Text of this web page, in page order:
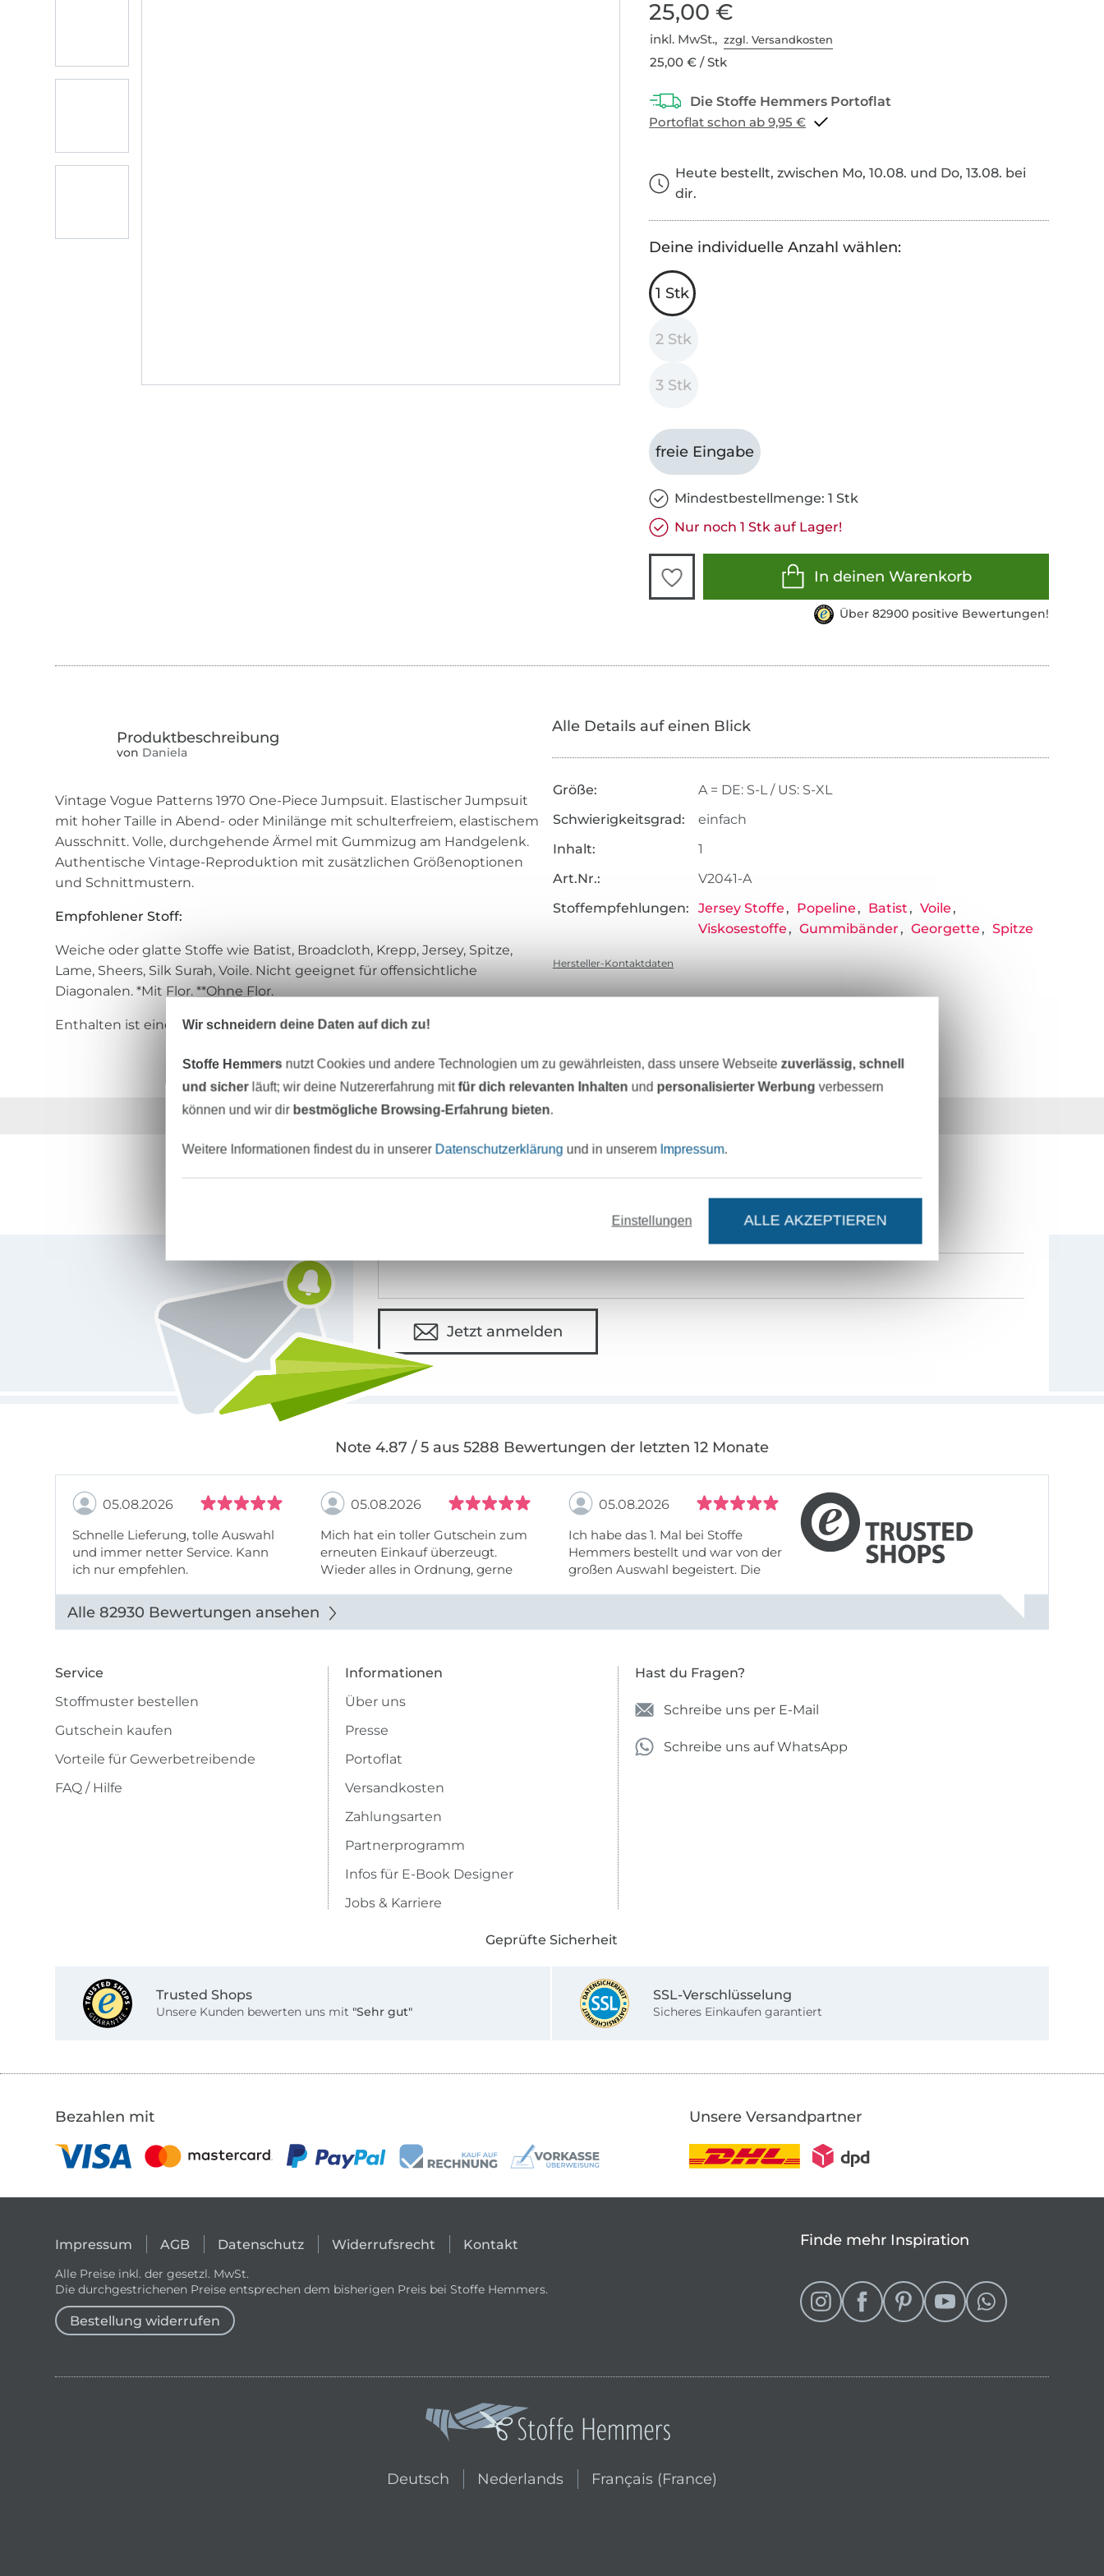
25,00 €
inkl. MwSt.,zzgl. Versandkosten
25,00 € / Stk
Portoflat schon ab 9,95 €
Heute bestellt, zwischen Mo, 10.08. und Do, 13.08. bei
dir.
Deine individuelle Anzahl wählen:
1 Stk
2 Stk
3 Stk
freie Eingabe
Mindestbestellmenge: 1 Stk
Nur noch 1 Stk auf Lager!
In deinen Warenkorb
Über 82900 positive Bewertungen!
von Daniela
Vintage Vogue Patterns 1970 One-Piece Jumpsuit. Elastischer Jumpsuit
mit hoher Taille in Abend- oder Minilänge mit schulterfreiem, elastischem
Ausschnitt. Volle, durchgehende Ärmel mit Gummizug am Handgelenk.
Authentische Vintage-Reproduktion mit zusätzlichen Größenoptionen
und Schnittmustern.
Empfohlener Stoff:
Weiche oder glatte Stoffe wie Batist, Broadcloth, Krepp, Jersey, Spitze,
Lame, Sheers, Silk Surah, Voile. Nicht geeignet für offensichtliche
Diagonalen. *Mit Flor. **Ohne Flor.
Enthalten ist eine deutsche, englische und französische Kurzanleitung
Alle Details auf einen Blick
Größe:
A = DE: S-L / US: S-XL
Schwierigkeitsgrad:
einfach
Inhalt:
1
Art.Nr.:
V2041-A
Stoffempfehlungen:
Jersey Stoffe Popeline Batist
Voile
Viskosestoffe
Gummibänder Georgette Spitze
Hersteller-Kontaktdaten
Über 1.8 Millionen Meter Stoff versandfertig Über 80000 zufriedene Kunden
MÖCHTEST DU IMMER AUF DEM NEUESTEN STAND SEIN?
Jetzt anmelden
Note 4.87 / 5 aus 5288 Bewertungen der letzten 12 Monate
05.08.2026
Schnelle Lieferung, tolle Auswahl
und immer netter Service. Kann
ich nur empfehlen.
05.08.2026
Mich hat ein toller Gutschein zum
erneuten Einkauf überzeugt.
Wieder alles in Ordnung, gerne
05.08.2026
Ich habe das 1. Mal bei Stoffe
Hemmers bestellt und war von der
großen Auswahl begeistert. Die
Alle 82930 Bewertungen ansehen
Service
Stoffmuster bestellen
Gutschein kaufen
Vorteile für Gewerbetreibende
FAQ / Hilfe
Informationen
Über uns
Presse
Portoflat
Versandkosten
Zahlungsarten
Partnerprogramm
Infos für E-Book Designer
Jobs & Karriere
Hast du Fragen?
Schreibe uns per E-Mail
Schreibe uns auf WhatsApp
Geprüfte Sicherheit
Trusted Shops
Unsere Kunden bewerten uns mit "Sehr gut"
SSL-Verschlüsselung
Sicheres Einkaufen garantiert
Bezahlen mit Unsere Versandpartner
Impressum AGB Datenschutz Widerrufsrecht Kontakt
Alle Preise inkl. der gesetzl. MwSt.
Die durchgestrichenen Preise entsprechen dem bisherigen Preis bei Stoffe Hemmers.
Bestellung widerrufen
Finde mehr Inspiration
Deutsch Nederlands
In den niederländischen Shop wechseln
Français (France)
In den französischen Shop wechseln
Wir schneidern deine Daten auf dich zu!
Stoffe Hemmers nutzt Cookies und andere Technologien um zu gewährleisten, dass unsere Webseite zuverlässig, schnell
und sicherläuft; wir deine Nutzererfahrung mitfür dich relevanten Inhalten und personalisierter Werbung verbessern
können und wir dir bestmögliche Browsing-Erfahrung bieten.
Weitere Informationen findest du in unserer Datenschutzerklärung und in unserem Impressum.
Einstellungen ALLE AKZEPTIEREN